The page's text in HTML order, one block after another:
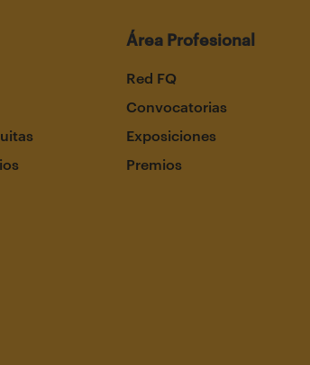
Área Profesional
Red FQ
Convocatorias
Exposiciones
Premios